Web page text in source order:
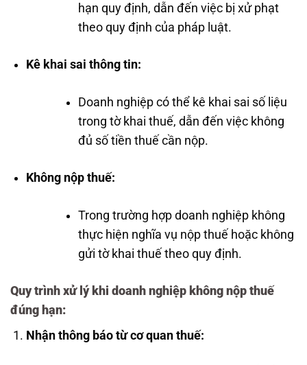
hạn quy định, dẫn đến việc bị xử phạt
theo quy định của pháp luật.
Kê khai sai thông tin:
Doanh nghiệp có thể kê khai sai số liệu
trong tờ khai thuế, dẫn đến việc không
đủ số tiền thuế cần nộp.
Không nộp thuế:
Trong trường hợp doanh nghiệp không
thực hiện nghĩa vụ nộp thuế hoặc không
gửi tờ khai thuế theo quy định.
Quy trình xử lý khi doanh nghiệp không nộp thuế
đúng hạn:
Nhận thông báo từ cơ quan thuế: